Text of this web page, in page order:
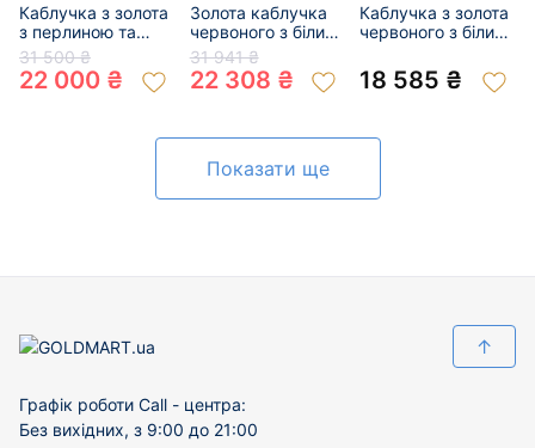
Каблучка з золота
з перлиною та
цирконом 01-
200317016
31 500 ₴
22 000 ₴
Золота каблучка
червоного з білим
кольору з
цирконом 01-
19303158
31 941 ₴
22 308 ₴
Каблучка з золота
червоного з білим
цирконом 01-
201043906
18 585 ₴
Показати ще
↑
Графік роботи Call - центра:
Без вихідних, з 9:00 до 21:00